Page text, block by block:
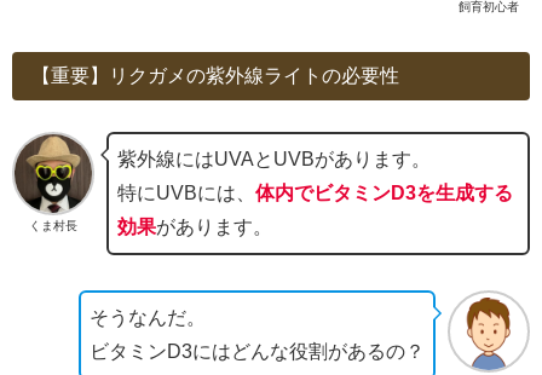
飼育初心者
【重要】リクガメの紫外線ライトの必要性
くま村長
紫外線にはUVAとUVBがあります。
特にUVBには、体内でビタミンD3を生成する
効果があります。
そうなんだ。
ビタミンD3にはどんな役割があるの？